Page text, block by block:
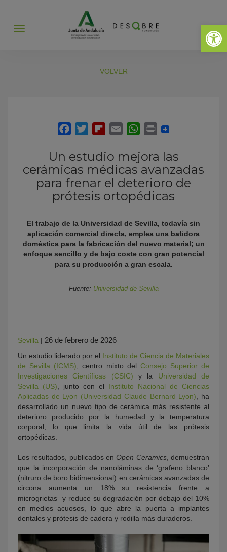
Abrir
Abrir
VOLVER
Un estudio mejora las
cerámicas médicas avanzadas
para frenar el deterioro de
prótesis ortopédicas
El trabajo de la Universidad de Sevilla, todavía sin
aplicación comercial directa, emplea una batidora
doméstica para la fabricación del nuevo material; un
enfoque sencillo y de bajo coste con gran potencial
para su producción a gran escala.
Fuente: Universidad de Sevilla
Sevilla | 26 de febrero de 2026
Un estudio liderado por el Instituto de Ciencia de Materiales
de Sevilla (ICMS) , centro mixto del Consejo Superior de
Investigaciones Científicas (CSIC) y la Universidad de
Sevilla (US) , junto con el Instituto Nacional de Ciencias
Aplicadas de Lyon (Universidad Claude Bernard Lyon) , ha
desarrollado un nuevo tipo de cerámica más resistente al
deterioro producido por la humedad y la temperatura
corporal, lo que limita la vida útil de las prótesis
ortopédicas.
Los resultados, publicados en Open Ceramics, demuestran
que la incorporación de nanoláminas de ‘grafeno blanco’
(nitruro de boro bidimensional) en cerámicas avanzadas de
circona aumenta un 18% su resistencia frente a
microgrietas y reduce su degradación por debajo del 10%
en medios acuosos, lo que abre la puerta a implantes
dentales y prótesis de cadera y rodilla más duraderos.